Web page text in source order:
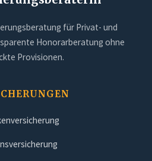
für Privat- und
Honorarberatung ohne
Provisionen.